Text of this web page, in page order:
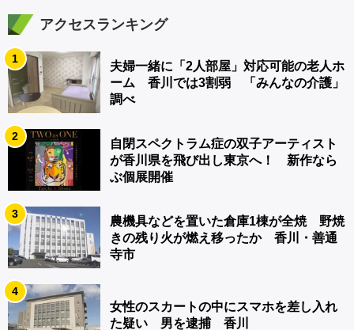
アクセスランキング
1
夫婦一緒に「2人部屋」対応可能の老人ホ
ーム 香川では3割弱 「みんなの介護」
調べ
2
自閉スペクトラム症の双子アーティスト
が香川県を飛び出し東京へ！ 新作なら
ぶ個展開催
3
農機具などを置いた倉庫1棟が全焼 野焼
きの残り火が燃え移ったか 香川・善通
寺市
4
女性のスカートの中にスマホを差し入れ
た疑い 男を逮捕 香川